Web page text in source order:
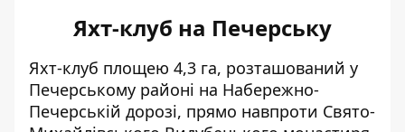
Яхт-клуб на Печерську
Яхт-клуб площею 4,3 га, розташований у
Печерському районі на Набережно-
Печерській дорозі, прямо навпроти Свято-